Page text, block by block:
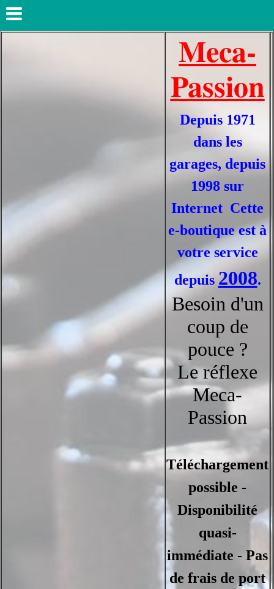
Meca-
Passion
Depuis 1971
dans les
garages, depuis
1998 sur
Internet Cette
e-boutique est à
votre service
depuis 2008.
Besoin d'un
coup de
pouce ?
Le réflexe
Meca-
Passion
Téléchargement
possible -
Disponibilité
quasi-
immédiate - Pas
de frais de port